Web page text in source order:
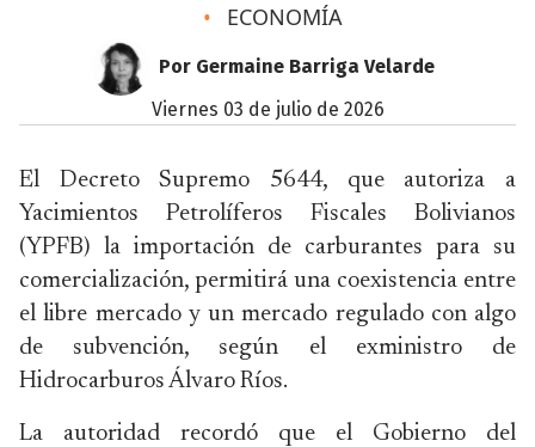
• ECONOMÍA
Por Germaine Barriga Velarde
viernes 03 de julio de 2026
El Decreto Supremo 5644, que autoriza a
Yacimientos Petrolíferos Fiscales Bolivianos
(YPFB) la importación de carburantes para su
comercialización, permitirá una coexistencia entre
el libre mercado y un mercado regulado con algo
de subvención, según el exministro de
Hidrocarburos Álvaro Ríos.
La autoridad recordó que el Gobierno del